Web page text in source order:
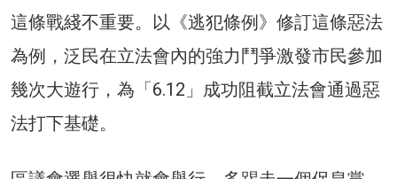
這條戰綫不重要。以《逃犯條例》修訂這條惡法
為例，泛民在立法會內的強力鬥爭激發市民參加
幾次大遊行，為「6.12」成功阻截立法會通過惡
法打下基礎。